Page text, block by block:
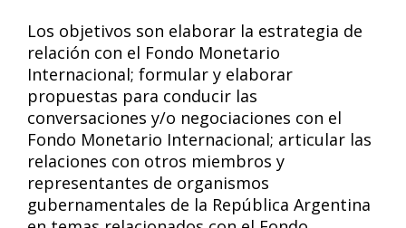
Los objetivos son elaborar la estrategia de
relación con el Fondo Monetario
Internacional; formular y elaborar
propuestas para conducir las
conversaciones y/o negociaciones con el
Fondo Monetario Internacional; articular las
relaciones con otros miembros y
representantes de organismos
gubernamentales de la República Argentina